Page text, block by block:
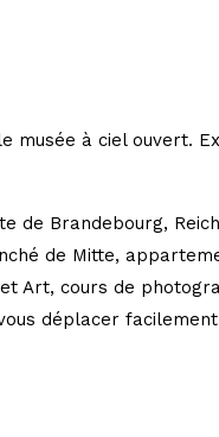
à ciel ouvert.
de Brandebourg,
de Mitte,
Art, cours de
déplacer